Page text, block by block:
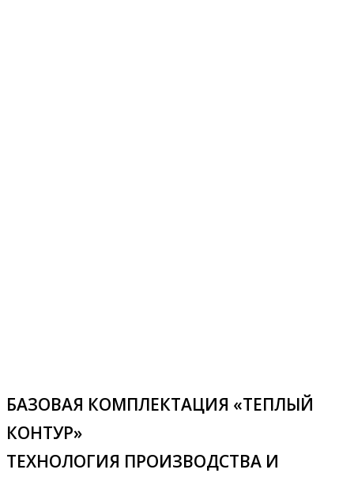
БАЗОВАЯ КОМПЛЕКТАЦИЯ «ТЕПЛЫЙ
КОНТУР»
ТЕХНОЛОГИЯ ПРОИЗВОДСТВА И